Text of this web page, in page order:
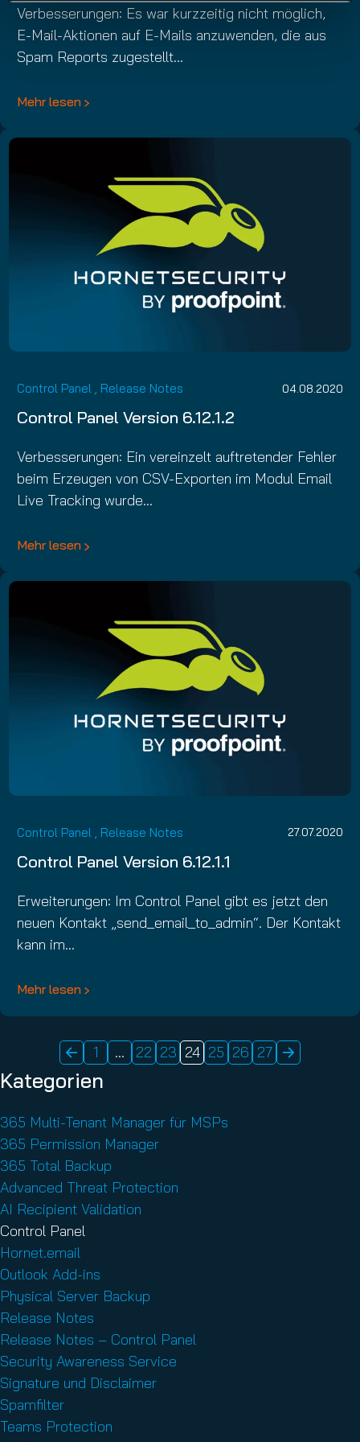
Verbesserungen: Es war kurzzeitig nicht möglich,
E-Mail-Aktionen auf E-Mails anzuwenden, die aus
Spam Reports zugestellt…
Mehr lesen
Control Panel , Release Notes 04.08.2020
Control Panel Version 6.12.1.2
Verbesserungen: Ein vereinzelt auftretender Fehler
beim Erzeugen von CSV-Exporten im Modul Email
Live Tracking wurde…
Mehr lesen
Control Panel Release Notes 27.07.2020
Control Panel Version 6.12.1.1
Erweiterungen: Im Control Panel gibt es jetzt den
neuen Kontakt „send_email_to_admin“. Der Kontakt
kann im…
Mehr lesen
POSTS
PAGINATION
1 … 22 23 24 25 26 27
Kategorien
365 Multi-Tenant Manager für MSPs
365 Permission Manager
365 Total Backup
Advanced Threat Protection
AI Recipient Validation
Control Panel
Hornet.email
Outlook Add-ins
Physical Server Backup
Release Notes
Release Notes – Control Panel
Security Awareness Service
Signature und Disclaimer
Spamfilter
Teams Protection